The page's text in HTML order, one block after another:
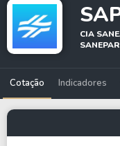
CIA
SANEPAR
Cotação Indicadores